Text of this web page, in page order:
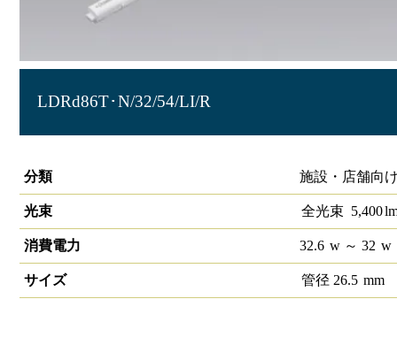
LDRd86T･N/32/54/LI/R
分類
施設・店舗向
光束 全光束 5,400
消費電力 32.6 w～ 32 w
サイズ 管径 26.5 mm